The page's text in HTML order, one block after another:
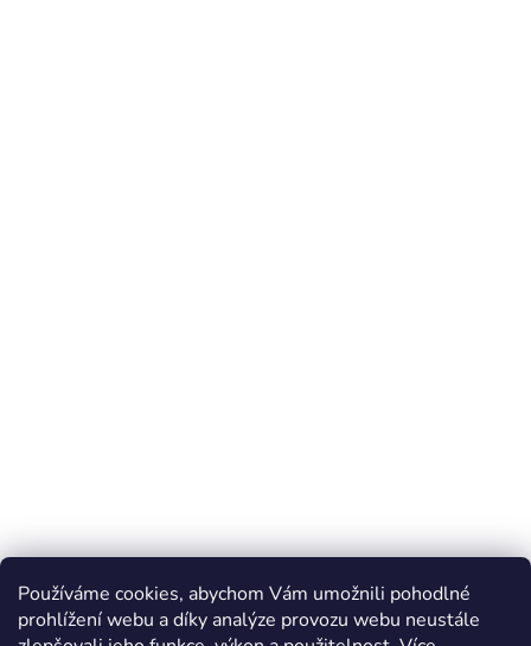
Používáme cookies, abychom Vám umožnili pohodlné
prohlížení webu a díky analýze provozu webu neustále